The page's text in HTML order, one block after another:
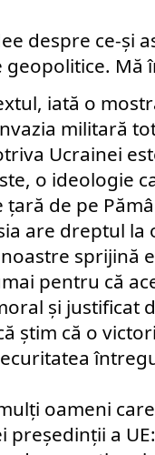
despre ce-și
geopolitice. Mă
iată o
militară
Ucrainei
o ideologie
țară de pe
are dreptul
sprijină
pentru că
și justificat
știm că o
oameni
președinții a